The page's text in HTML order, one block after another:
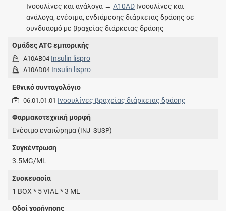
Ινσουλίνες και ανάλογα →A10AD Ινσουλίνες και
ανάλογα, ενέσιμα, ενδιάμεσης διάρκειας δράσης σε
συνδυασμό με βραχείας διάρκειας δράσης
Ομάδες ATC εμπορικής
A10AB04 Insulin lispro
A10AD04 Insulin lispro
Εθνικό συνταγολόγιο
06.01.01.01 Ινσουλίνες βραχείας διάρκειας δράσης
Φαρμακοτεχνική μορφή
Eνέσιμο εναιώρημα (INJ_SUSP)
Συγκέντρωση
3.5MG/ML
Συσκευασία
1 BOX * 5 VIAL * 3 ML
Οδοί χορήγησης